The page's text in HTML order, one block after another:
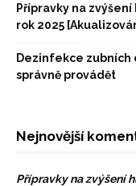
Přípravky na
rok 2025
Dezinfekce zubních
správně provádět
Nejnovější
Přípravky na zvýšení